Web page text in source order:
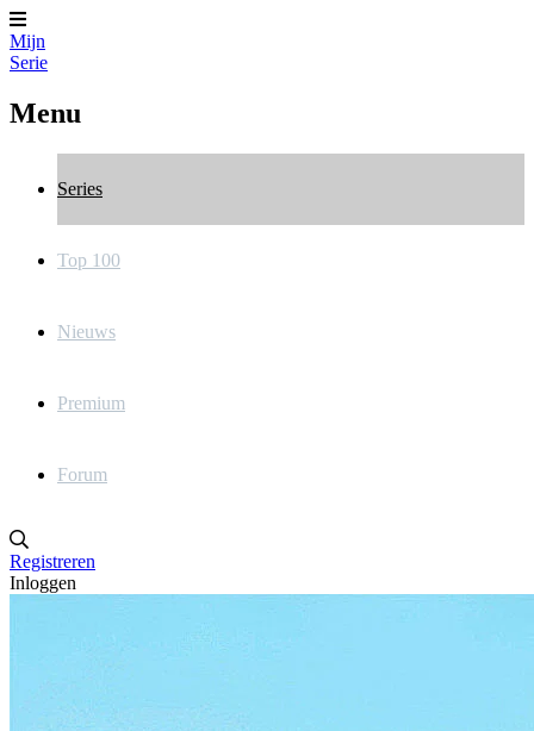
Mijn
Serie
Menu
Series
Top 100
Nieuws
Premium
Forum
Registreren
Inloggen